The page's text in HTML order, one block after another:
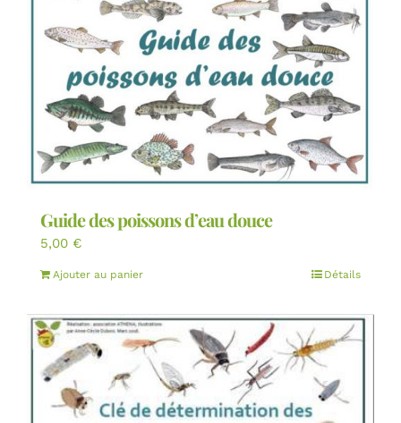
Guide des poissons d’eau douce
5,00 €
Ajouter au panier Détails